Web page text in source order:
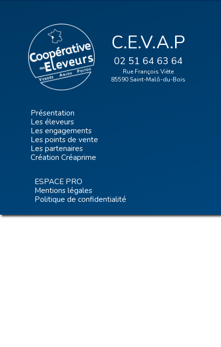
C.E.V.A.P
02 51 64 63 64
Rue François Viète
85590 Saint-Malô-du-Bois
Présentation
Les éleveurs
Les engagements
Les points de vente
Les partenaires
Création Créaprime
ESPACE PRO
Mentions légales
Politique de confidentialité